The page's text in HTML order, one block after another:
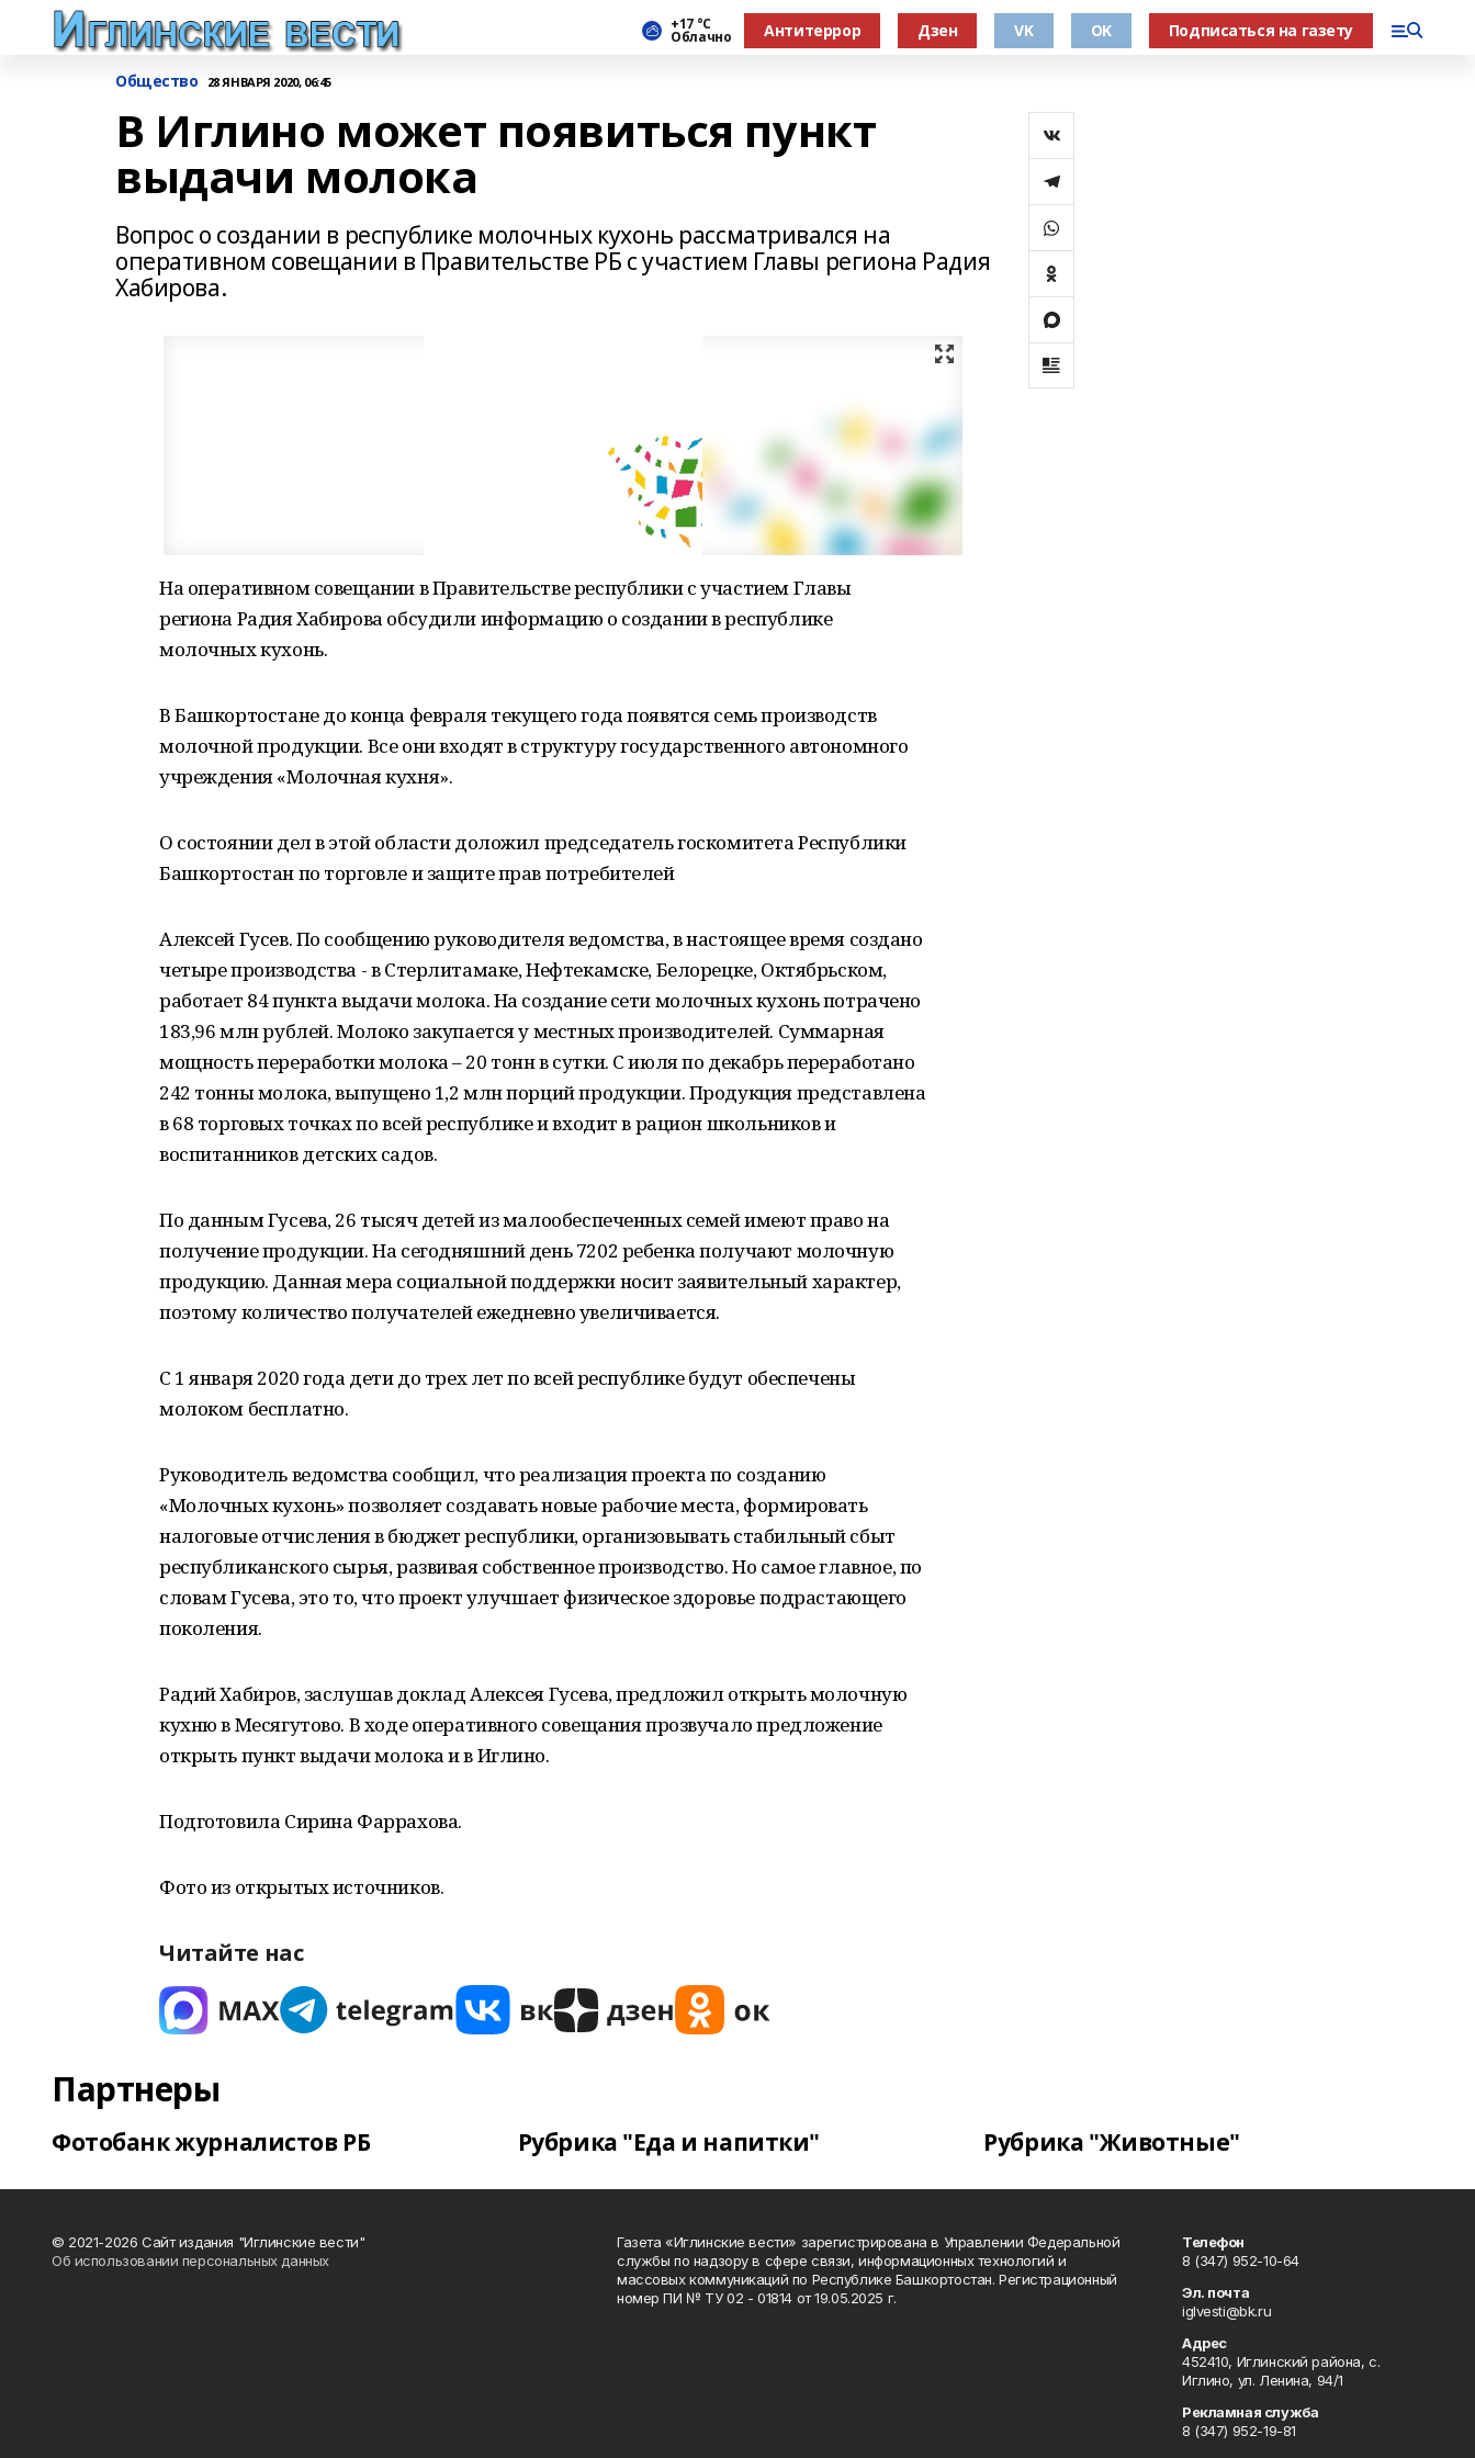
+17 °С
Облачно Антитеррор Дзен VK OK Подписаться на газету
Общество 28 ЯНВАРЯ 2020, 06:45
В Иглино может появиться пункт
выдачи молока
Вопрос о создании в республике молочных кухонь рассматривался на
оперативном совещании в Правительстве РБ с участием Главы региона Радия
Хабирова.
На оперативном совещании в Правительстве республики с участием Главы
региона Радия Хабирова обсудили информацию о создании в республике
молочных кухонь.
В Башкортостане до конца февраля текущего года появятся семь производств
молочной продукции. Все они входят в структуру государственного автономного
учреждения «Молочная кухня».
О состоянии дел в этой области доложил председатель госкомитета Республики
Башкортостан по торговле и защите прав потребителей
Алексей Гусев. По сообщению руководителя ведомства, в настоящее время создано
четыре производства - в Стерлитамаке, Нефтекамске, Белорецке, Октябрьском,
работает 84 пункта выдачи молока. На создание сети молочных кухонь потрачено
183,96 млн рублей. Молоко закупается у местных производителей. Суммарная
мощность переработки молока – 20 тонн в сутки. С июля по декабрь переработано
242 тонны молока, выпущено 1,2 млн порций продукции. Продукция представлена
в 68 торговых точках по всей республике и входит в рацион школьников и
воспитанников детских садов.
По данным Гусева, 26 тысяч детей из малообеспеченных семей имеют право на
получение продукции. На сегодняшний день 7202 ребенка получают молочную
продукцию. Данная мера социальной поддержки носит заявительный характер,
поэтому количество получателей ежедневно увеличивается.
С 1 января 2020 года дети до трех лет по всей республике будут обеспечены
молоком бесплатно.
Руководитель ведомства сообщил, что реализация проекта по созданию
«Молочных кухонь» позволяет создавать новые рабочие места, формировать
налоговые отчисления в бюджет республики, организовывать стабильный сбыт
республиканского сырья, развивая собственное производство. Но самое главное, по
словам Гусева, это то, что проект улучшает физическое здоровье подрастающего
поколения.
Радий Хабиров, заслушав доклад Алексея Гусева, предложил открыть молочную
кухню в Месягутово. В ходе оперативного совещания прозвучало предложение
открыть пункт выдачи молока и в Иглино.
Подготовила Сирина Фаррахова.
Фото из открытых источников.
Читайте нас
Партнеры
Фотобанк журналистов РБ Рубрика "Еда и напитки" Рубрика "Животные"
© 2021-2026 Сайт издания "Иглинские вести"
Об использовании персональных данных
Газета «Иглинские вести» зарегистрирована в Управлении Федеральной
службы по надзору в сфере связи, информационных технологий и
массовых коммуникаций по Республике Башкортостан. Регистрационный
номер ПИ № ТУ 02 - 01814 от 19.05.2025 г.
Телефон
8 (347) 952-10-64
Эл. почта
iglvesti@bk.ru
Адрес
452410, Иглинский района, с.
Иглино, ул. Ленина, 94/1
Рекламная служба
8 (347) 952-19-81